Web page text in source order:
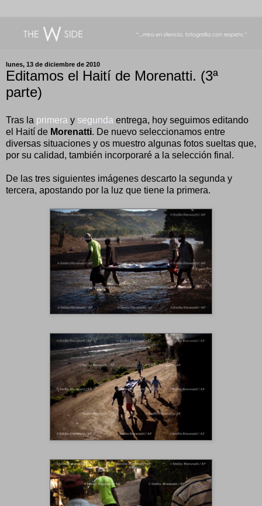
lunes, 13 de diciembre de 2010
Editamos el Haití de Morenatti. (3ª
parte)
Tras la primera y segunda entrega, hoy seguimos editando
el Haití de Morenatti. De nuevo seleccionamos entre
diversas situaciones y os muestro algunas fotos sueltas que,
por su calidad, también incorporaré a la selección final.
De las tres siguientes imágenes descarto la segunda y
tercera, apostando por la luz que tiene la primera.